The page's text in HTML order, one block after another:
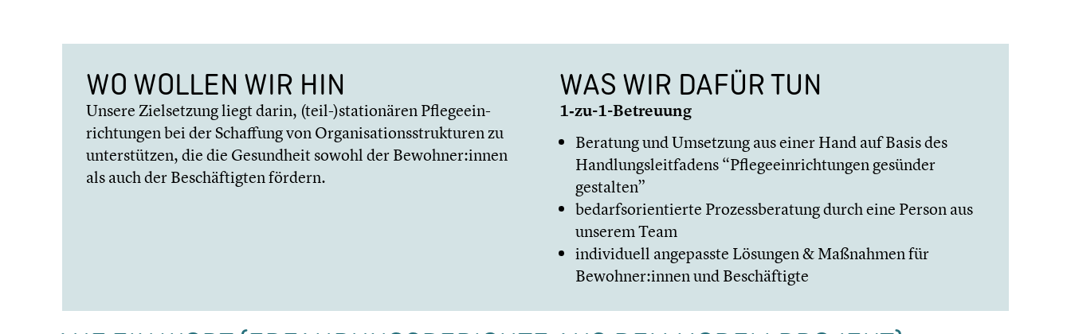
WO WOLLEN WIR HIN
Unsere Zielset­zung liegt darin, (teil-)stationären Pflege­ein­
rich­tun­gen bei der Schaffung von Organi­sa­ti­ons­struk­tu­ren zu
unter­stüt­zen, die die Gesund­heit sowohl der Bewohner:innen
als auch der Beschäf­tig­ten fördern.
WAS WIR DAFÜR TUN
1‑zu-1-Betreuung
Beratung und Umsetzung aus einer Hand auf Basis des
Handlungs­leit­fa­dens “Pflege­ein­rich­tun­gen gesünder
gestalten”
bedarfs­ori­en­tierte Prozess­be­ra­tung durch eine Person aus
unserem Team
indivi­du­ell angepasste Lösungen & Maßnahmen für
Bewohner:innen und Beschäf­tigte